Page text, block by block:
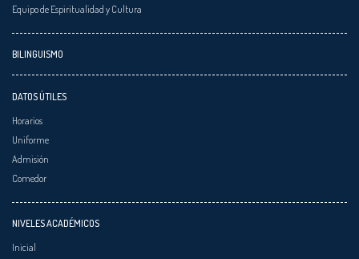
Equipo de Espiritualidad y Cultura
BILINGUISMO
DATOS ÚTILES
Horarios
Uniforme
Admisión
Comedor
NIVELES ACADÉMICOS
Inicial